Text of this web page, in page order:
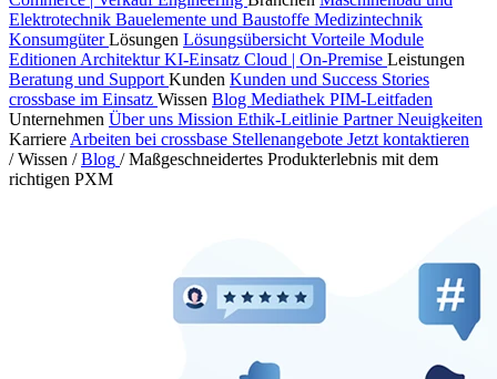
Elektrotechnik Bauelemente und Baustoffe Medizintechnik
KonsumgüterLösungen Lösungsübersicht Vorteile Module
Editionen ArchitekturKI-Einsatz Cloud | On-Premise Leistungen
Beratung und Support Kunden Kunden und Success Stories
crossbase im Einsatz Wissen Blog Mediathek PIM-Leitfaden
Unternehmen Über uns Mission Ethik-Leitlinie PartnerNeuigkeiten
Karriere Arbeiten bei crossbase Stellenangebote Jetzt kontaktieren
/ Wissen / Blog / Maßgeschneidertes Produkterlebnis mit dem
richtigen PXM